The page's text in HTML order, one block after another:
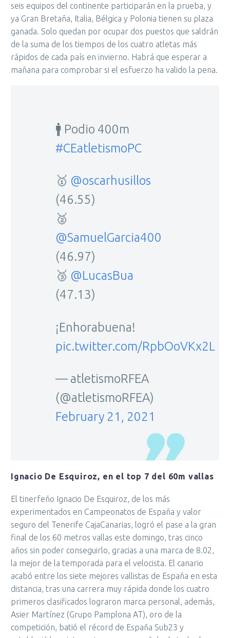
seis equipos del continente participarán en la prueba, y
ya Gran Bretaña, Italia, Bélgica y Polonia tienen su plaza
ganada. Solo quedan por ocupar dos puestos que saldrán
de la suma de los tiempos de los cuatro atletas más
rápidos de cada país en invierno. Habrá que esperar a
mañana para comprobar si el esfuerzo ha valido la pena.
🚹 Podio 400m
#CEatletismoPC
🥇 @oscarhusillos
(46.55)
🥈
@SamuelGarcia400
(46.97)
🥉 @LucasBua
(47.13)
¡Enhorabuena!
pic.twitter.com/RpbOoVKx2L
— atletismoRFEA
(@atletismoRFEA)
February 21, 2021
Ignacio De Esquiroz, en el top 7 del 60m vallas
El tinerfeño Ignacio De Esquiroz, de los más
experimentados en Campeonatos de España y valor
seguro del Tenerife CajaCanarias, logró el pase a la gran
final de los 60 metros vallas este domingo, tras cinco
años sin poder conseguirlo, gracias a una marca de 8.02,
la mejor de la temporada para el velocista. El canario
acabó entre los siete mejores vallistas de España en esta
distancia, tras una carrera muy rápida donde los cuatro
primeros clasificados lograron marca personal, además,
Asier Martínez (Grupo Pamplona AT), oro de la
competición, batió el récord de España Sub23 y